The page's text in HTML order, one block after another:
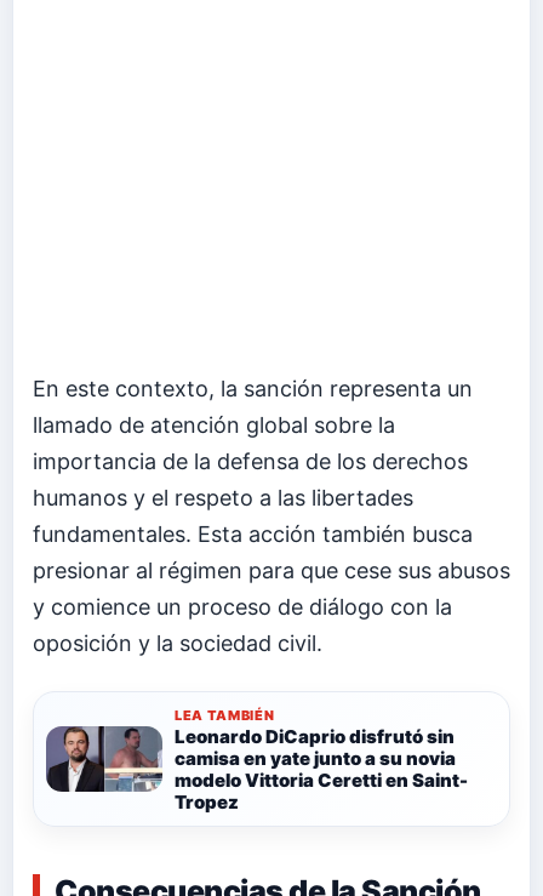
En este contexto, la sanción representa un
llamado de atención global sobre la
importancia de la defensa de los derechos
humanos y el respeto a las libertades
fundamentales. Esta acción también busca
presionar al régimen para que cese sus abusos
y comience un proceso de diálogo con la
oposición y la sociedad civil.
LEA TAMBIÉN
Leonardo DiCaprio disfrutó sin
camisa en yate junto a su novia
modelo Vittoria Ceretti en Saint-
Tropez